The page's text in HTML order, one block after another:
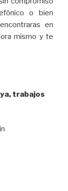
o bien
en
mismo y te
trabajos